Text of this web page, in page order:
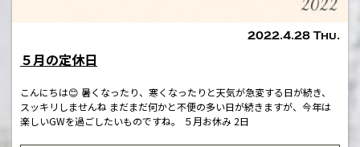
2022.4.28 Thu.
５月の定休日
こんにちは😊 暑くなったり、寒くなったりと天気が急変する日が続き、
スッキリしませんね まだまだ何かと不便の多い日が続きますが、今年は
楽しいGWを過ごしたいものですね。 ５月お休み 2日